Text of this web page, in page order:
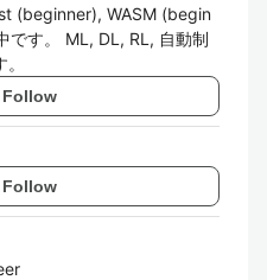
(beginner), WASM (begin
です。 ML, DL, RL, 自動制
Follow
Follow